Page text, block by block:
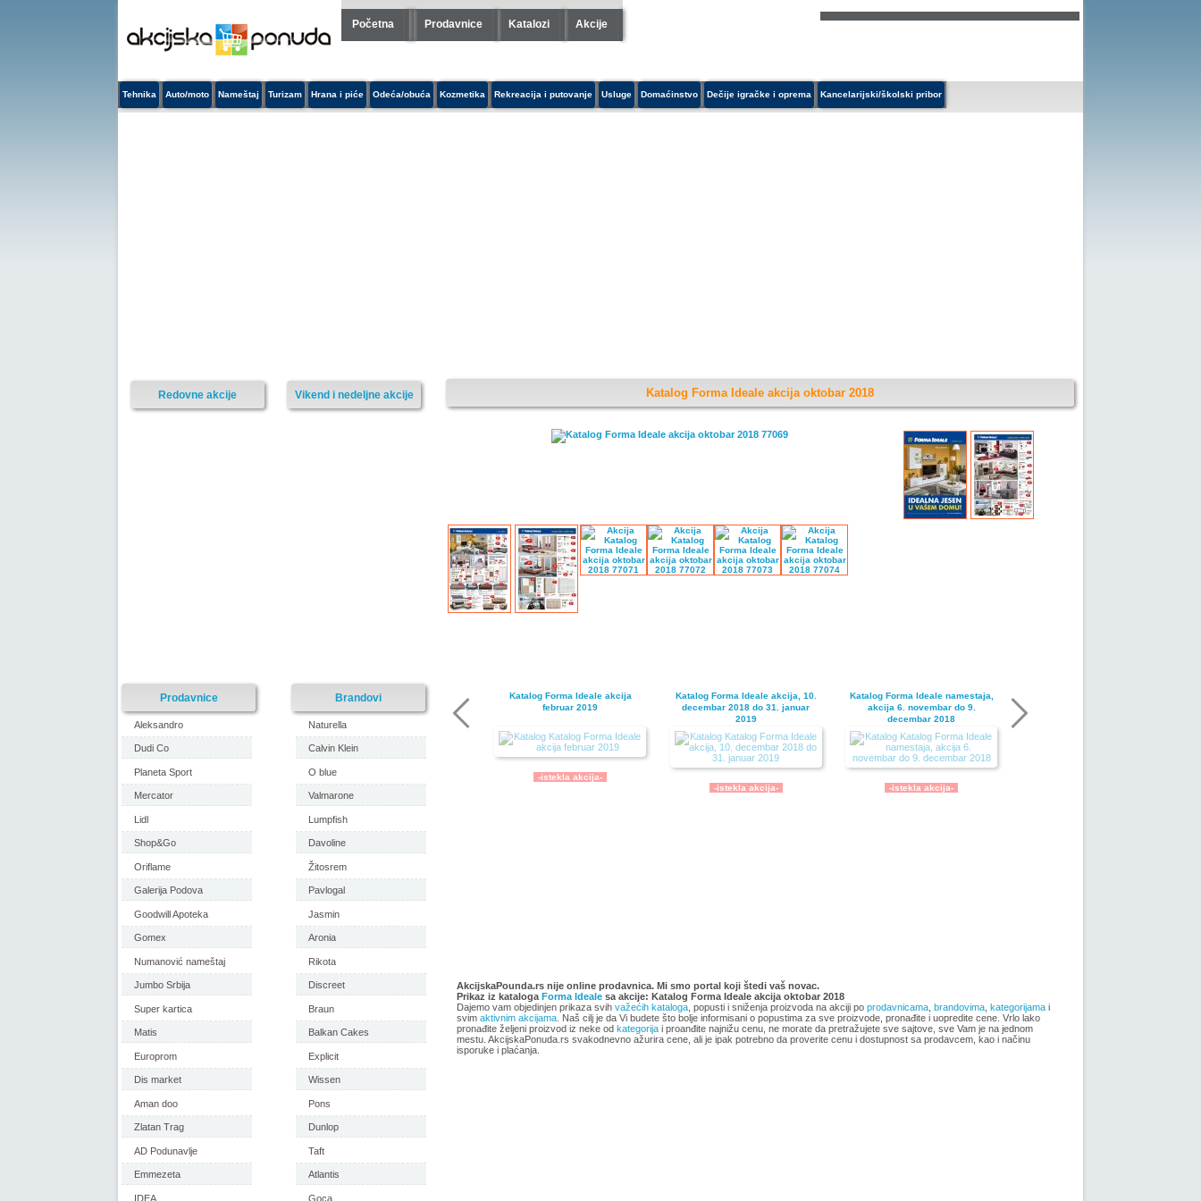
Početna Prodavnice Katalozi Akcije
Tehnika Auto/moto Nameštaj Turizam Hrana i piće Odeća/obuća Kozmetika Rekreacija i putovanje Usluge Domaćinstvo Dečije igračke i oprema Kancelarijski/školski pribor
Katalog Forma Ideale akcija oktobar 2018
Katalog Forma Ideale akcija
februar 2019
-istekla akcija-
Katalog Forma Ideale akcija, 10.
decembar 2018 do 31. januar
2019
-istekla akcija-
Katalog Forma Ideale namestaja,
akcija 6. novembar do 9.
decembar 2018
-istekla akcija-
oktobar 2018
-istekla akcija-
avgust 2018
AkcijskaPounda.rs nije online prodavnica. Mi smo portal koji štedi vaš novac.
Prikaz iz kataloga Forma Ideale sa akcije: Katalog Forma Ideale akcija oktobar 2018
Dajemo vam objedinjen prikaza svih važećih kataloga , popusti i sniženja proizvoda na akciji po prodavnicama brandovima kategorijama i
svim aktivnim akcijama . Naš cilj je da Vi budete što bolje informisani o popustima za sve proizvode, pronađite i uopredite cene. Vrlo lako
pronađite željeni proizvod iz neke od kategorija i proanđite najnižu cenu, ne morate da pretražujete sve sajtove, sve Vam je na jednom
mestu. AkcijskaPonuda.rs svakodnevno ažurira cene, ali je ipak potrebno da proverite cenu i dostupnost sa prodavcem, kao i načinu
isporuke i plaćanja.
Vikend i nedeljne akcije
Redovne akcije
Prodavnice
Aleksandro
Dudi Co
Planeta Sport
Mercator
Lidl
Shop&Go
Oriflame
Galerija Podova
Goodwill Apoteka
Gomex
Numanović nameštaj
Jumbo Srbija
Super kartica
Matis
Europrom
Dis market
Aman doo
Zlatan Trag
AD Podunavlje
Emmezeta
IDEA
Brandovi
Naturella
Calvin Klein
O blue
Valmarone
Lumpfish
Davoline
Žitosrem
Pavlogal
Jasmin
Aronia
Rikota
Discreet
Braun
Balkan Cakes
Explicit
Wissen
Pons
Dunlop
Taft
Atlantis
Goca